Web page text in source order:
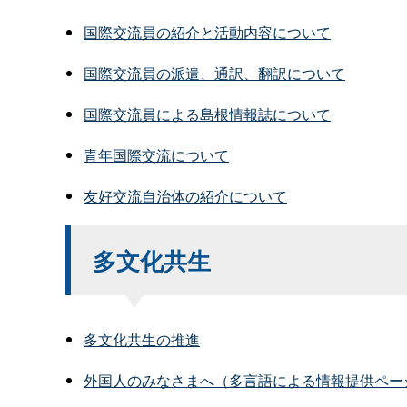
国際交流員の紹介と活動内容について
国際交流員の派遣、通訳、翻訳について
国際交流員による島根情報誌について
青年国際交流について
友好交流自治体の紹介について
多文化共生
多文化共生の推進
外国人のみなさまへ（多言語による情報提供ペ